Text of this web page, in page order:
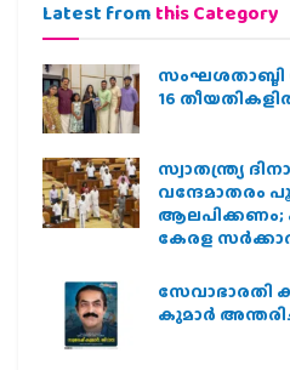
Latest from this Category
സംഘശതാബ്ദി
16
സ്വാതന്ത്ര്യ
വന്ദേമാതരം
ആലപിക്കണം;
കേരള
സേവാഭാരതി
കുമാർ